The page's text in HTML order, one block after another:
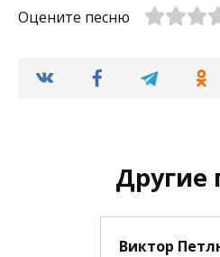
Оцените песню
Другие
Виктор